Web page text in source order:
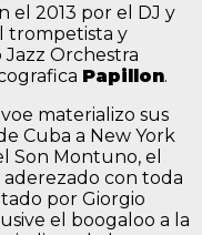
el 2013 por el DJ y
trompetista y
Jazz Orchestra
Papillon.
materializo sus
Cuba a New York
Son Montuno, el
aderezado con toda
por Giorgio
el boogaloo a la